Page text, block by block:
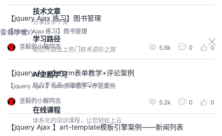
技术文章
分享技术干货
查看学堂
学习路径
助您开启云上热门技术进阶之旅
AI主题学习
助力开发者一站式学习AI技术
在线课程
体系化的培训课程，让您轻松上云
【jquery Ajax 练习】图书管理
【jquery Ajax 练习】图书管理
坚毅的小解同志 5.6k 0 0
【jquery Ajax 】form表单教学+评论案例
【jquery Ajax 】form表单教学+评论案例
坚毅的小解同志 5.2k 0 0
【jquery Ajax 】art-template模板引擎案例——新闻列表